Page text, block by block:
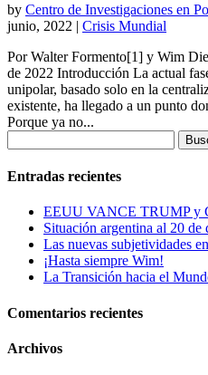
by Centro de Investigaciones en
junio, 2022 | Crisis Mundial
Por Walter Formento[1] y Wim
de 2022 Introducción La actual
unipolar, basado solo en la
existente, ha llegado a un punto
Porque ya no...
Entradas recientes
EEUU VANCE TRUMP y
Situación argentina al 20 de
Las nuevas subjetividades
¡Hasta siempre Wim!
La Transición hacia el
Comentarios recientes
Archivos